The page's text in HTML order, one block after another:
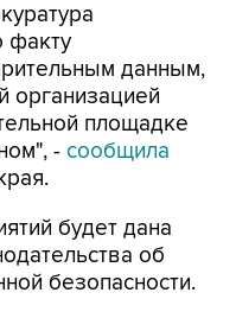
факту
данным,
организацией
площадке
- сообщила
будет дана
об
безопасности.